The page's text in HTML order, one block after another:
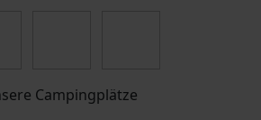
Campingplätze